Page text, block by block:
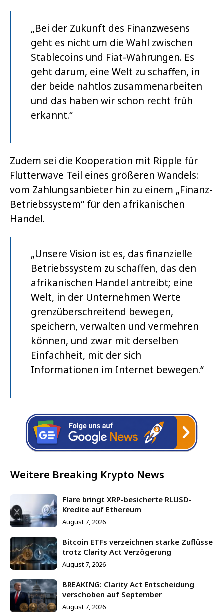
„Bei der Zukunft des Finanzwesens
geht es nicht um die Wahl zwischen
Stablecoins und Fiat-Währungen. Es
geht darum, eine Welt zu schaffen, in
der beide nahtlos zusammenarbeiten
und das haben wir schon recht früh
erkannt.“
Zudem sei die Kooperation mit Ripple für
Flutterwave Teil eines größeren Wandels:
vom Zahlungsanbieter hin zu einem „Finanz-
Betriebssystem“ für den afrikanischen
Handel.
„Unsere Vision ist es, das finanzielle
Betriebssystem zu schaffen, das den
afrikanischen Handel antreibt; eine
Welt, in der Unternehmen Werte
grenzüberschreitend bewegen,
speichern, verwalten und vermehren
können, und zwar mit derselben
Einfachheit, mit der sich
Informationen im Internet bewegen.“
Weitere Breaking Krypto News
Flare bringt XRP-besicherte RLUSD-
Kredite auf Ethereum
August 7, 2026
Bitcoin ETFs verzeichnen starke Zuflüsse
trotz Clarity Act Verzögerung
August 7, 2026
BREAKING: Clarity Act Entscheidung
verschoben auf September
August 7, 2026